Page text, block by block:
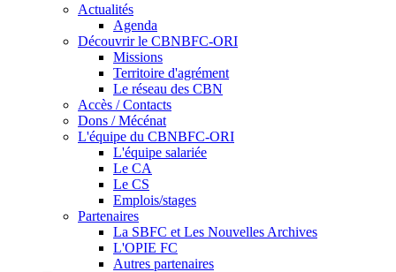
Actualités
Agenda
Découvrir le CBNBFC-ORI
Missions
Territoire d'agrément
Le réseau des CBN
Accès / Contacts
Dons / Mécénat
L'équipe du CBNBFC-ORI
L'équipe salariée
Le CA
Le CS
Emplois/stages
Partenaires
La SBFC et Les Nouvelles Archives
L'OPIE FC
Autres partenaires